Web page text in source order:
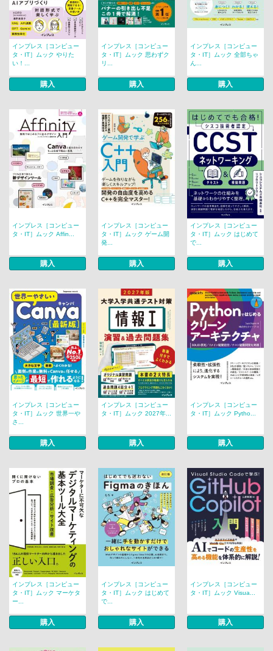
インプレス［コンピュー
タ・IT］ムック やりた
い！...
購入
インプレス［コンピュー
タ・IT］ムック 思わずク
リ...
購入
インプレス［コンピュー
タ・IT］ムック 全部ちゃ
ん...
購入
インプレス［コンピュー
タ・IT］ムック Affin...
購入
インプレス［コンピュー
タ・IT］ムック ゲーム開
発...
購入
インプレス［コンピュー
タ・IT］ムック はじめて
で...
購入
インプレス［コンピュー
タ・IT］ムック 世界一や
さ...
購入
インプレス［コンピュー
タ・IT］ムック 2027年...
購入
インプレス［コンピュー
タ・IT］ムック Pytho...
購入
インプレス［コンピュー
タ・IT］ムック マーケタ
ー...
購入
インプレス［コンピュー
タ・IT］ムック はじめて
で...
購入
インプレス［コンピュー
タ・IT］ムック Visua...
購入